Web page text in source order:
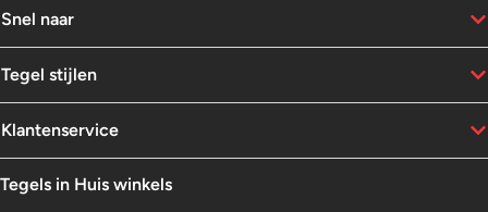
Snel naar
Tegel stijlen
Klantenservice
Tegels in Huis winkels